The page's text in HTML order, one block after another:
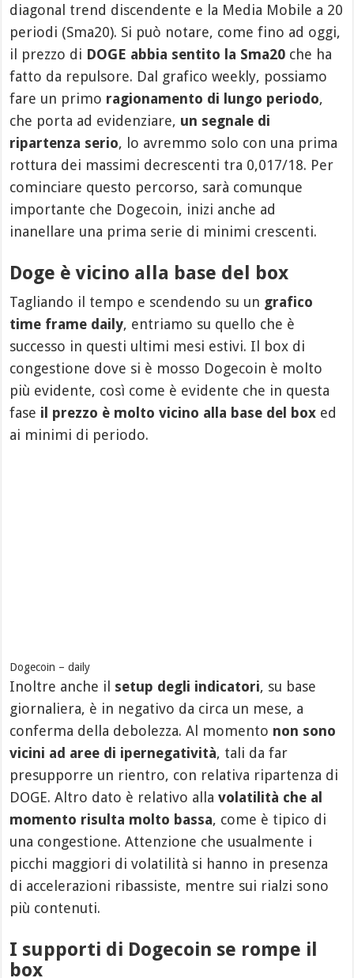
diagonal trend discendente e la Media Mobile a 20
periodi (Sma20). Si può notare, come fino ad oggi,
il prezzo di DOGE abbia sentito la Sma20 che ha
fatto da repulsore. Dal grafico weekly, possiamo
fare un primo ragionamento di lungo periodo,
che porta ad evidenziare, un segnale di
ripartenza serio, lo avremmo solo con una prima
rottura dei massimi decrescenti tra 0,017/18. Per
cominciare questo percorso, sarà comunque
importante che Dogecoin, inizi anche ad
inanellare una prima serie di minimi crescenti.
Doge è vicino alla base del box
Tagliando il tempo e scendendo su un grafico
time frame daily, entriamo su quello che è
successo in questi ultimi mesi estivi. Il box di
congestione dove si è mosso Dogecoin è molto
più evidente, così come è evidente che in questa
fase il prezzo è molto vicino alla base del box ed
ai minimi di periodo.
Dogecoin – daily
Inoltre anche il setup degli indicatori, su base
giornaliera, è in negativo da circa un mese, a
conferma della debolezza. Al momento non sono
vicini ad aree di ipernegatività, tali da far
presupporre un rientro, con relativa ripartenza di
DOGE. Altro dato è relativo allavolatilità che al
momento risulta molto bassa, come è tipico di
una congestione. Attenzione che usualmente i
picchi maggiori di volatilità si hanno in presenza
di accelerazioni ribassiste, mentre sui rialzi sono
più contenuti.
I supporti di Dogecoin se rompe il
box